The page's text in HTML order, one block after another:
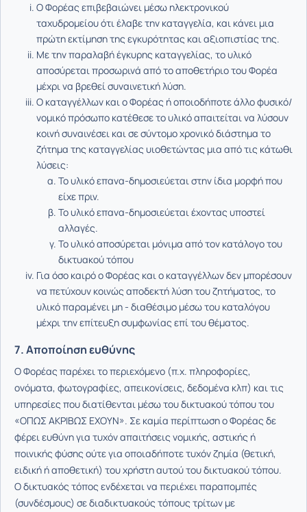
Ο Φορέας επιβεβαιώνει μέσω ηλεκτρονικού
ταχυδρομείου ότι έλαβε την καταγγελία, και κάνει μια
πρώτη εκτίμηση της εγκυρότητας και αξιοπιστίας της.
Με την παραλαβή έγκυρης καταγγελίας, το υλικό
αποσύρεται προσωρινά από το αποθετήριο του Φορέα
μέχρι να βρεθεί συναινετική λύση.
Ο καταγγέλλων και ο Φορέας ή οποιοδήποτε άλλο φυσικό/
νομικό πρόσωπο κατέθεσε το υλικό απαιτείται να λύσουν
κοινή συναινέσει και σε σύντομο χρονικό διάστημα το
ζήτημα της καταγγελίας υιοθετώντας μια από τις κάτωθι
λύσεις:
Το υλικό επανα-δημοσιεύεται στην ίδια μορφή που
είχε πριν.
Το υλικό επανα-δημοσιεύεται έχοντας υποστεί
αλλαγές.
Το υλικό αποσύρεται μόνιμα από τον κατάλογο του
δικτυακού τόπου
Για όσο καιρό ο Φορέας και ο καταγγέλλων δεν μπορέσουν
να πετύχουν κοινώς αποδεκτή λύση του ζητήματος, το
υλικό παραμένει μη - διαθέσιμο μέσω του καταλόγου
μέχρι την επίτευξη συμφωνίας επί του θέματος.
7. Αποποίηση ευθύνης
Ο Φορέας παρέχει το περιεχόμενο (π.χ. πληροφορίες,
ονόματα, φωτογραφίες, απεικονίσεις, δεδομένα κλπ) και τις
υπηρεσίες που διατίθενται μέσω του δικτυακού τόπου του
«ΟΠΩΣ ΑΚΡΙΒΩΣ ΕΧΟΥΝ». Σε καμία περίπτωση ο Φορέας δε
φέρει ευθύνη για τυχόν απαιτήσεις νομικής, αστικής ή
ποινικής φύσης ούτε για οποιαδήποτε τυχόν ζημία (θετική,
ειδική ή αποθετική) του χρήστη αυτού του δικτυακού τόπου.
O δικτυακός τόπος ενδέχεται να περιέχει παραπομπές
(συνδέσμους) σε διαδικτυακούς τόπους τρίτων με